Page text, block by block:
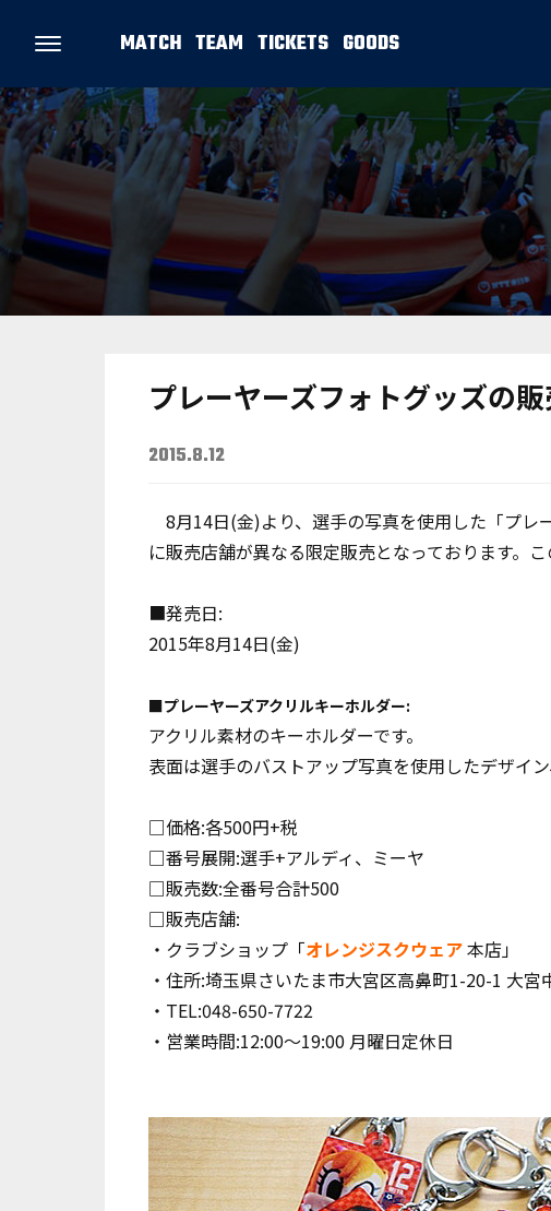
MATCH TEAM TICKETS GOODS
プレーヤーズフォトグッズの
2015.8.12
8月14日(金)より、選手の写真を使用した「プレ
に販売店舗が異なる限定販売となっております。
■発売日:
2015年8月14日(金)
■プレーヤーズアクリルキーホルダー:
アクリル素材のキーホルダーです。
表面は選手のバストアップ写真を使用したデザイ
□価格:各500円+税
□番号展開:選手+アルディ、ミーヤ
□販売数:全番号合計500
□販売店舗:
・クラブショップ「オレンジスクウェア本店」
・住所:埼玉県さいたま市大宮区高鼻町1-20-1 大宮
・TEL:048-650-7722
・営業時間:12:00～19:00 月曜日定休日